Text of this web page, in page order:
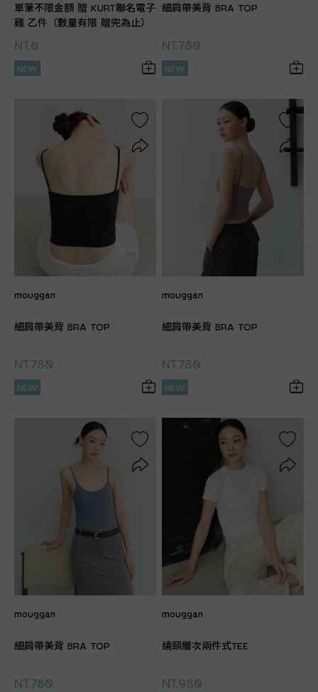
單筆不限金額 贈 KURT聯名電子
雞 乙件（數量有限 贈完為止）
NT.0
NEW
細肩帶美背 BRA TOP
NT.780
NEW
mouggan
細肩帶美背 BRA TOP
NT.780
NEW
mouggan
細肩帶美背 BRA TOP
NT.780
NEW
mouggan
細肩帶美背 BRA TOP
NT.780
mouggan
繞頸層次兩件式TEE
NT.980